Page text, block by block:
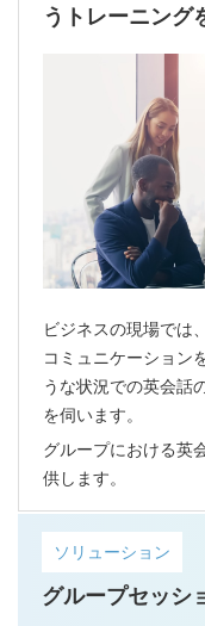
うトレーニング
ビジネスの現場では
コミュニケーション
うな状況での英会話
を伺います。
グループにおける英
供します。
ソリューション
グループセッシ